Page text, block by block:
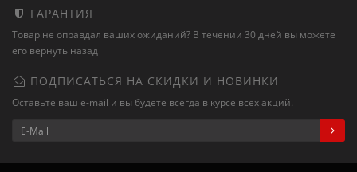
ГАРАНТИЯ
Товар не оправдал ваших ожиданий? В течении 30 дней вы можете
его вернуть назад
ПОДПИСАТЬСЯ НА СКИДКИ И НОВИНКИ
Оставьте ваш e-mail и вы будете всегда в курсе всех акций.